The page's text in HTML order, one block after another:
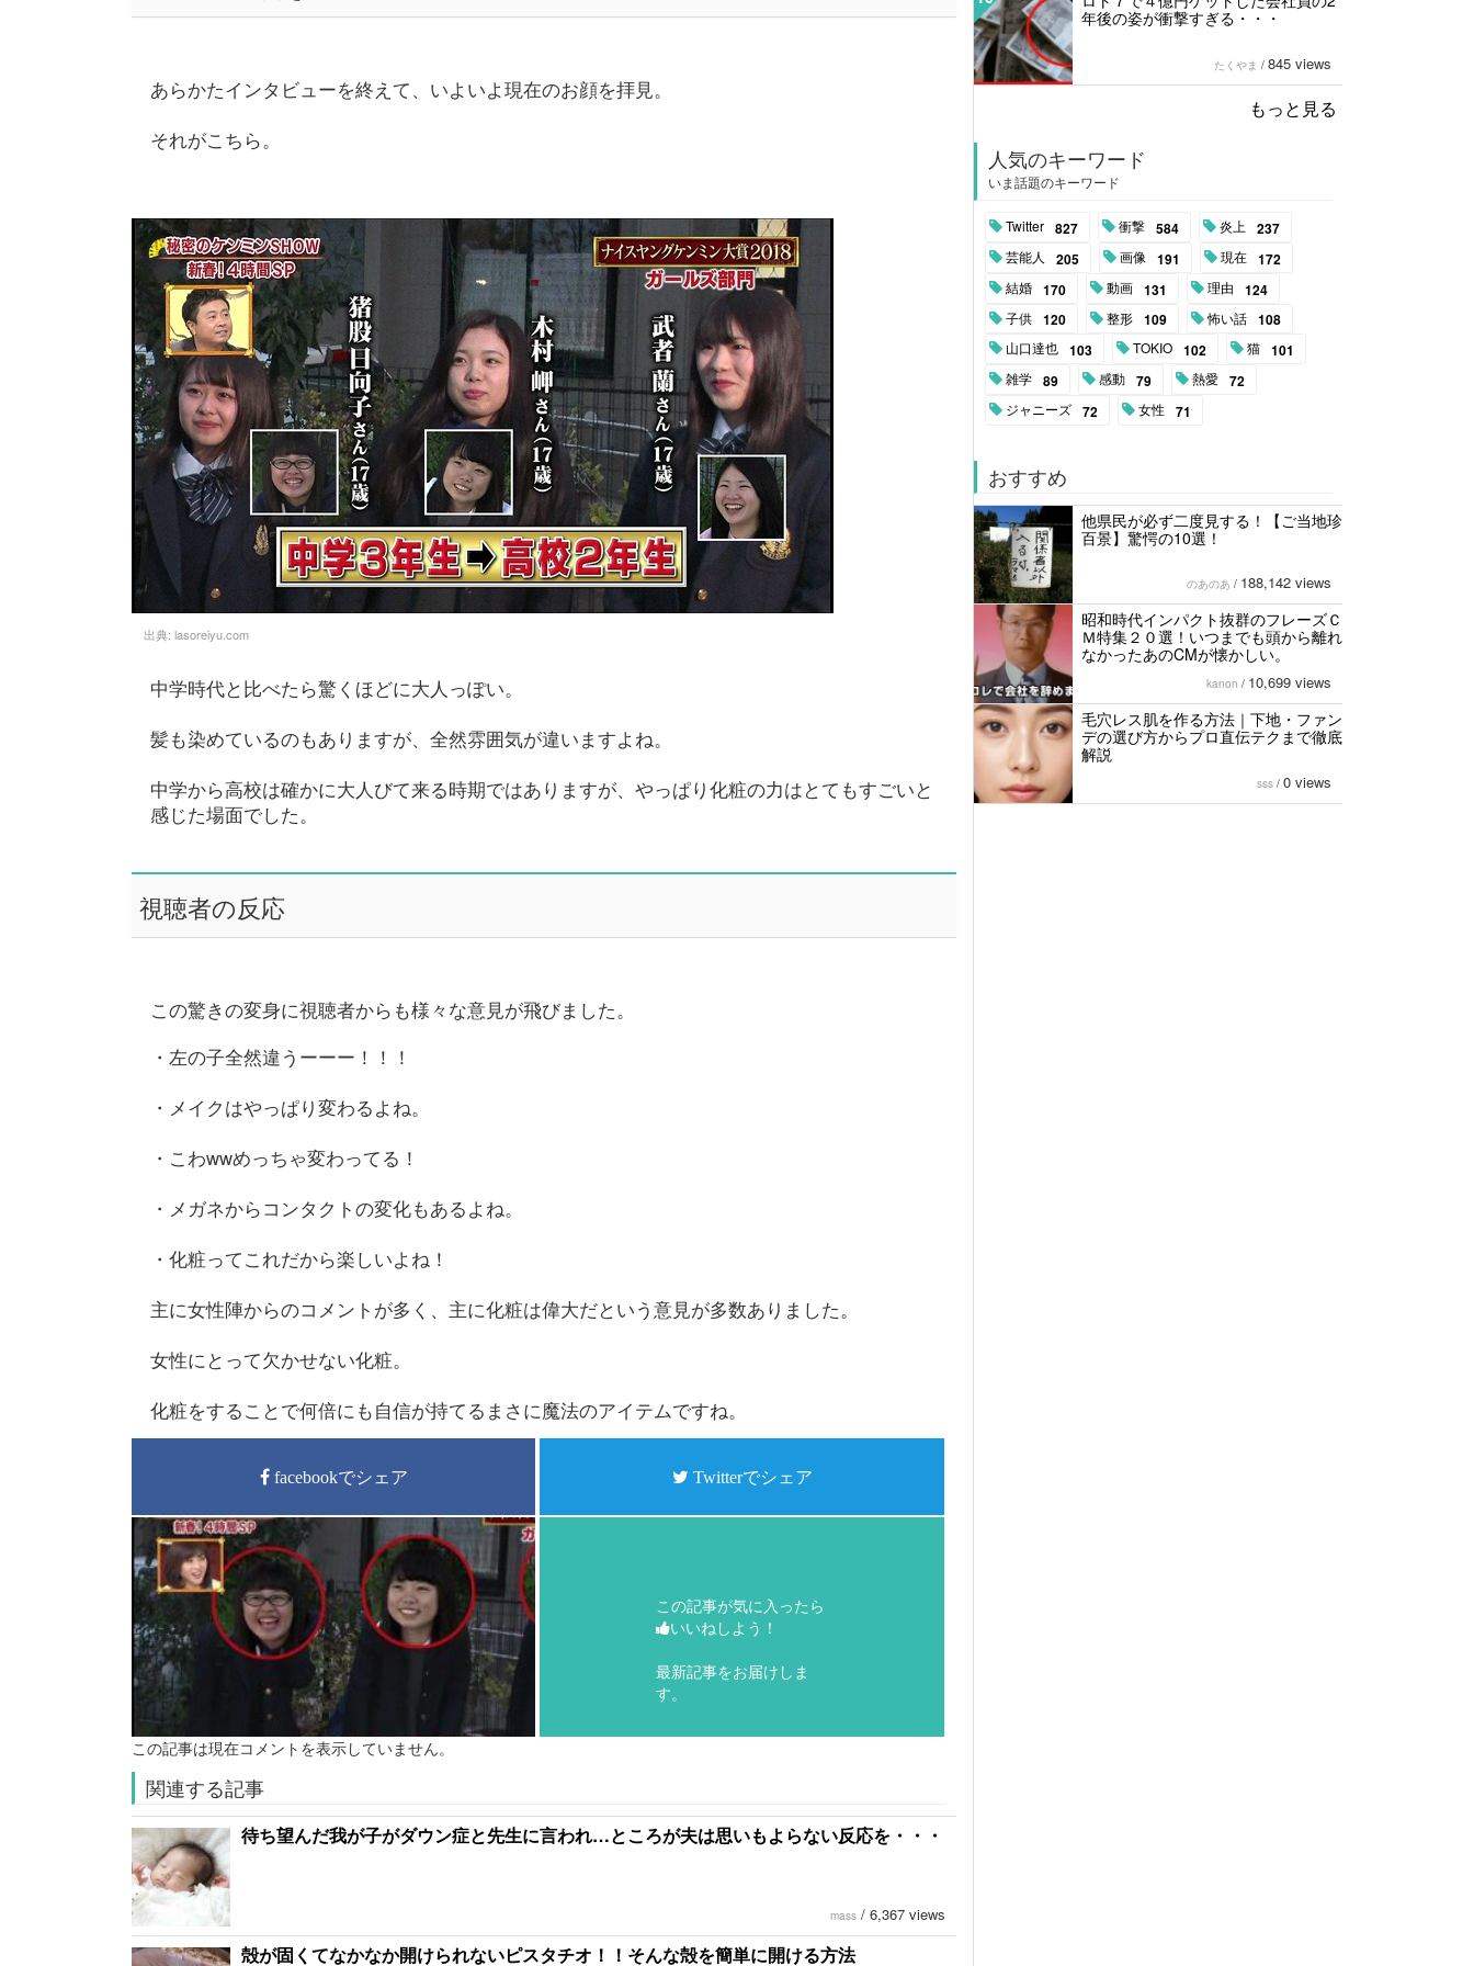
あらかたインタビューを終えて、いよいよ現在のお顔を拝見。
それがこちら。
出典: lasoreiyu.com
中学時代と比べたら驚くほどに大人っぽい。
髪も染めているのもありますが、全然雰囲気が違いますよね。
中学から高校は確かに大人びて来る時期ではありますが、やっぱり化粧の力はとてもすごいと
感じた場面でした。
視聴者の反応
この驚きの変身に視聴者からも様々な意見が飛びました。
・左の子全然違うーーー！！！
・メイクはやっぱり変わるよね。
・こわwwめっちゃ変わってる！
・メガネからコンタクトの変化もあるよね。
・化粧ってこれだから楽しいよね！
主に女性陣からのコメントが多く、主に化粧は偉大だという意見が多数ありました。
女性にとって欠かせない化粧。
化粧をすることで何倍にも自信が持てるまさに魔法のアイテムですね。
facebookでシェア Twitterでシェア
この記事が気に入ったら
いいねしよう！
最新記事をお届けしま
す。
この記事は現在コメントを表示していません。
関連する記事
待ち望んだ我が子がダウン症と先生に言われ…ところが夫は思いもよらない反応を・・・
mass / 6,367 views
殻が固くてなかなか開けられないピスタチオ！！そんな殻を簡単に開ける方法
年後の姿が衝撃すぎる・・・
たくやま / 845 views
もっと見る
人気のキーワード
いま話題のキーワード
Twitter 827 衝撃 584 炎上 237
芸能人 205 画像 191 現在 172
結婚 170 動画 131 理由 124
子供 120 整形 109 怖い話 108
山口達也 103 TOKIO 102 猫 101
雑学 89 感動 79 熱愛 72
ジャニーズ 72 女性 71
おすすめ
他県民が必ず二度見する！【ご当地珍
百景】驚愕の10選！
のあのあ / 188,142 views
昭和時代インパクト抜群のフレーズＣ
Ｍ特集２０選！いつまでも頭から離れ
なかったあのCMが懐かしい。
kanon / 10,699 views
毛穴レス肌を作る方法｜下地・ファン
デの選び方からプロ直伝テクまで徹底
解説
sss / 0 views